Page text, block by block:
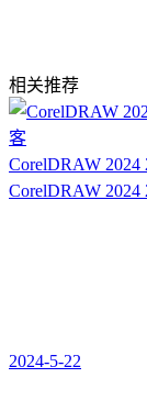
相关推荐
CorelDRAW 2024
CorelDRAW 2024
2024-5-22